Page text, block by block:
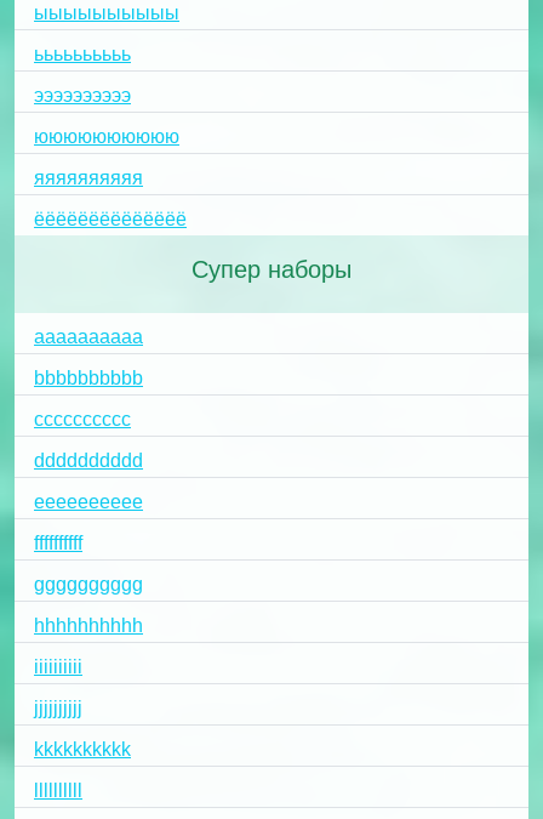
ыыыыыыыыыы
ьььььььььь
ээээээээээ
юююююююююю
яяяяяяяяяя
ёёёёёёёёёёёёёё
Супер наборы
aaaaaaaaaa
bbbbbbbbbb
cccccccccc
dddddddddd
eeeeeeeeee
ffffffffff
gggggggggg
hhhhhhhhhh
iiiiiiiiii
jjjjjjjjjj
kkkkkkkkkk